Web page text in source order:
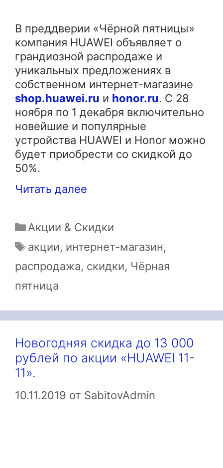
В преддверии «Чёрной пятницы»
компания HUAWEI объявляет о
грандиозной распродаже и
уникальных предложениях в
собственном интернет-магазине
shop.huawei.ru и honor.ru. С 28
ноября по 1 декабря включительно
новейшие и популярные
устройства HUAWEI и Honor можно
будет приобрести со скидкой до
50%.
Читать далее
Рубрики
Акции & Скидки
Метки
акции, интернет-магазин,
распродажа, скидки, Чёрная
пятница
Новогодняя скидка до 13 000
рублей по акции «HUAWEI 11-
11».
10.11.2019 от SabitovAdmin